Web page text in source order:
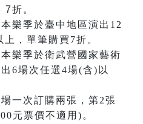
折。
本樂季於臺中地區演出12
，單筆購買7折。
本樂季於衛武營國家藝術
6場次任選4場(含)以
場一次訂購兩張，第2張
元票價不適用)。